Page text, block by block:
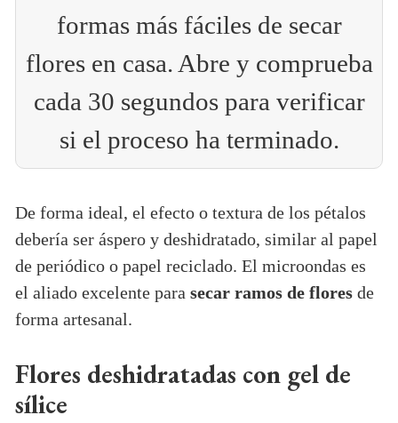
formas más fáciles de secar
flores en casa. Abre y comprueba
cada 30 segundos para verificar
si el proceso ha terminado.
De forma ideal, el efecto o textura de los pétalos
debería ser áspero y deshidratado, similar al papel
de periódico o papel reciclado. El microondas es
el aliado excelente para secar ramos de flores de
forma artesanal.
Flores deshidratadas con gel de
sílice